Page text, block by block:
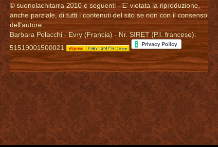
© suonolachitarra 2010 e seguenti - E' vietata la riproduzione,
anche parziale, di tutti i contenuti del sito se non con il consenso
dell'autore
Barbara Polacchi - Evry (Francia) - Nr. SIRET (P.I. francese):
51519001500021